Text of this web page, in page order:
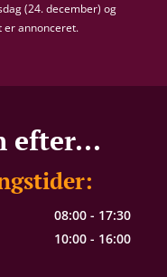
(24. december) og
er annonceret.
efter...
08:00 - 17:30
10:00 - 16:00